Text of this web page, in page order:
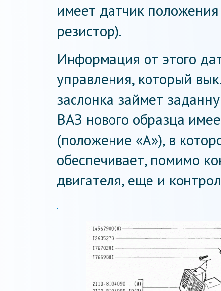
имеет датчик
резистор).
Информация от этого
управления, который
заслонка займет
ВАЗ нового образца
(положение «А»), в
обеспечивает, помимо
двигателя, еще и